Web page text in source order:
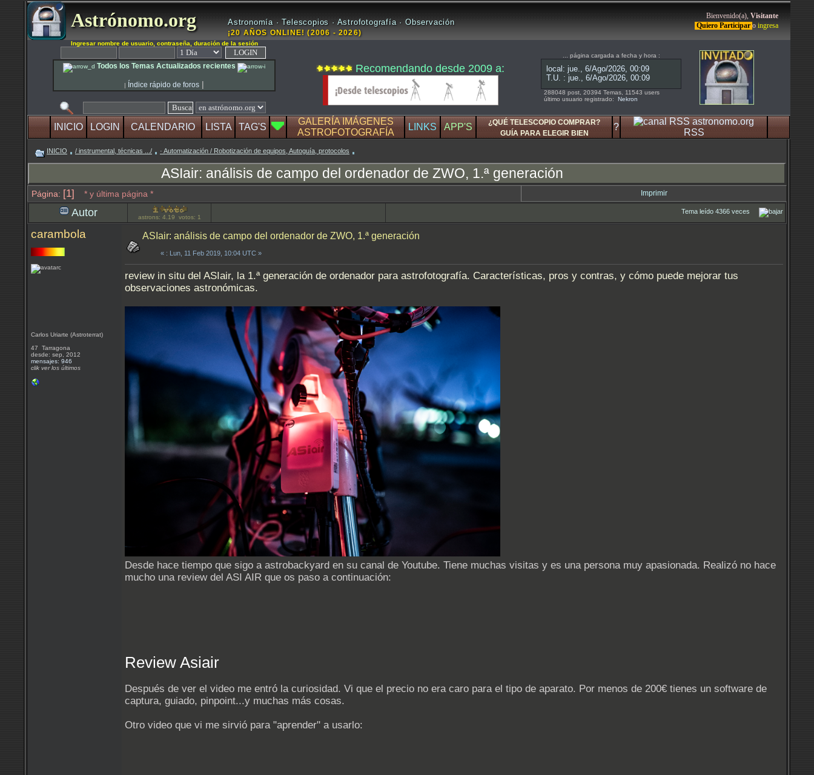
Astrónomo.org Astronomía · Telescopios · Astrofotografía · Observación
¡20 AÑOS ONLINE! (2006 - 2026)
Bienvenido(a), Visitante
Quiero Participar o ingresa
Ingresar nombre de usuario, contraseña, duración de la sesión
Todos los Temas Actualizados recientes
| Índice rápido de foros |
Recomendando desde 2009 a:
... página cargada a fecha y hora :
288048 post, 20394 Temas, 11543 users
último usuario registrado: Nekron
INICIO LOGIN CALENDARIO LISTA TAG'S
GALERÍA IMÁGENES
ASTROFOTOGRAFÍA
LINKS APP'S
¿QUÉ TELESCOPIO COMPRAR?
GUÍA PARA ELEGIR BIEN
?
RSS
INICIO / instrumental, técnicas .../ · Automatización / Robotización de equipos, Autoguía, protocolos
ASIair: análisis de campo del ordenador de ZWO, 1.ª generación
Página: [1] * y última página * Imprimir
Autor astrons: 4.19 votos: 1
Tema leído 4366 veces
carambola
Carlos Uriarte (Astroterrat)
47 Tarragona
desde: sep, 2012
mensajes: 946
clik ver los últimos
ASIair: análisis de campo del ordenador de ZWO, 1.ª generación
« : Lun, 11 Feb 2019, 10:04 UTC »
review in situ del ASIair, la 1.ª generación de ordenador para astrofotografía. Características, pros y contras, y cómo puede mejorar tus
observaciones astronómicas.
Desde hace tiempo que sigo a astrobackyard en su canal de Youtube. Tiene muchas visitas y es una persona muy apasionada. Realizó no hace
mucho una review del ASI AIR que os paso a continuación:
Review Asiair
Después de ver el video me entró la curiosidad. Vi que el precio no era caro para el tipo de aparato. Por menos de 200€ tienes un software de
captura, guiado, pinpoint...y muchas más cosas.
Otro video que vi me sirvió para "aprender" a usarlo: